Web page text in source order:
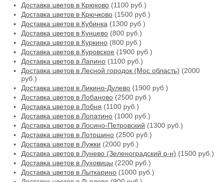
Доставка цветов в Крюково (1100 руб.)
Доставка цветов в Крючково (1500 руб.)
Доставка цветов в Кубинка (1300 руб.)
Доставка цветов в Кунцево (800 руб.)
Доставка цветов в Куркино (800 руб.)
Доставка цветов в Куровское (1900 руб.)
Доставка цветов в Лапино (1100 руб.)
Доставка цветов в Лесной городок (Мос область) (2000
руб.)
Доставка цветов в Ликино-Дулево (1900 руб.)
Доставка цветов в Лобаново (2500 руб.)
Доставка цветов в Лобня (1100 руб.)
Доставка цветов в Лопатино (1000 руб.)
Доставка цветов в Лосино-Петровский (1300 руб.)
Доставка цветов в Лотошино (2500 руб.)
Доставка цветов в Лужки (2000 руб.)
Доставка цветов в Лунево (Зеленоградский р-н) (1500 руб.)
Доставка цветов в Луховицы (2200 руб.)
Доставка цветов в Лыткарино (1000 руб.)